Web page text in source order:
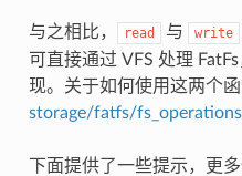
与之相比， read 与 write
可直接通过 VFS 处理
现。关于如何使用这两个
storage/fatfs/fs_operations
下面提供了一些提示，更